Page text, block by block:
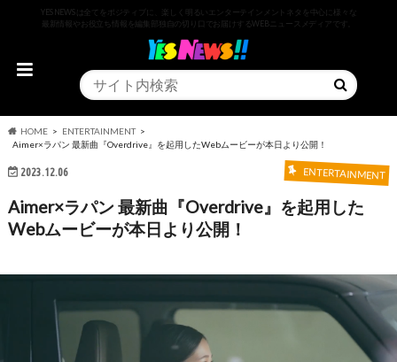
YESNEWSは全てをポジティブに、楽しく明るいエンターテインメントネタを中心に様々な
最新情報やお役立ち情報を編集部独自の切り口でお届けするWEBニュースメディアです。
HOME
ENTERTAINMENT
Aimer×ラパン 最新曲『Overdrive』を起用したWebムービーが本日より公開！
2023.12.06 ENTERTAINMENT
Aimer×ラパン 最新曲『Overdrive』を起用した
Webムービーが本日より公開！